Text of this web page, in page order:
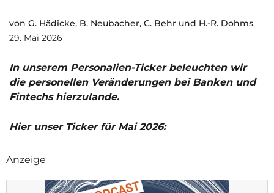
von G. Hädicke, B. Neubacher, C. Behr und H.-R. Dohms,
29. Mai 2026
In unserem Personalien-Ticker beleuchten wir
die personellen Veränderungen bei Banken und
Fintechs hierzulande.
Hier unser Ticker für Mai 2026:
Anzeige